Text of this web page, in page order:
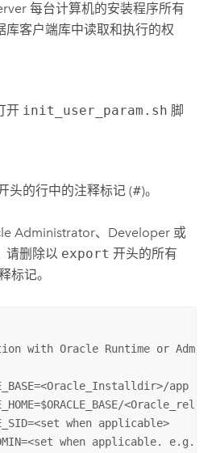
每台计算机的安装程序所有
库客户端库中读取和执行的权
开 init_user_param.sh 脚
头的行中的注释标记 (#)。
Administrator、Developer 或
请删除以 export 开头的所有
标记。
with Oracle Runtime or
app
when applicable>
when applicable.